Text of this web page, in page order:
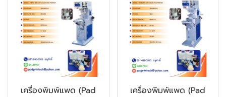
เครื่องพิมพ์แพด (Pad
เครื่องพิมพ์แพด (Pad